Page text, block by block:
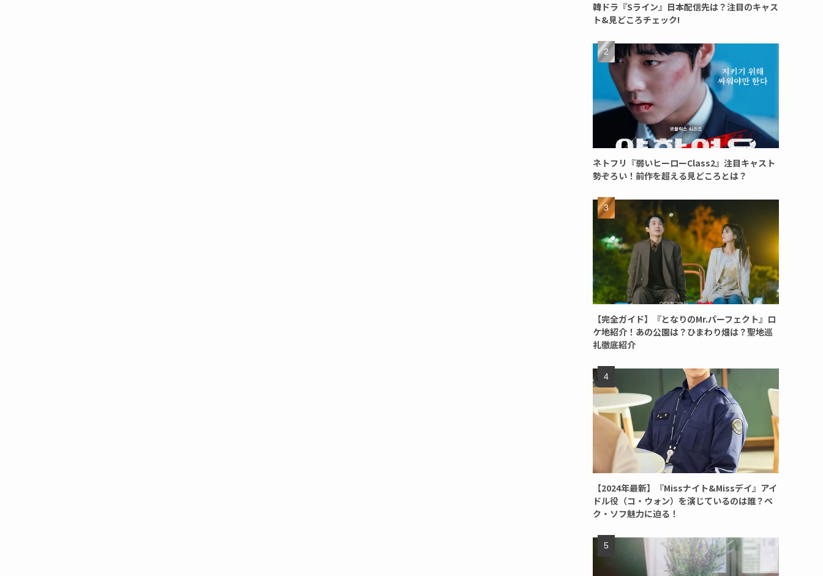
韓ドラ『Sライン』日本配信先は？注目のキャス
ト&見どころチェック!
ネトフリ『弱いヒーローClass2』注目キャスト
勢ぞろい！前作を超える見どころとは？
【完全ガイド】『となりのMr.パーフェクト』ロ
ケ地紹介！あの公園は？ひまわり畑は？聖地巡
礼徹底紹介
【2024年最新】『Missナイト&Missデイ』アイ
ドル役（コ・ウォン）を演じているのは誰？ペ
ク・ソフ魅力に迫る！